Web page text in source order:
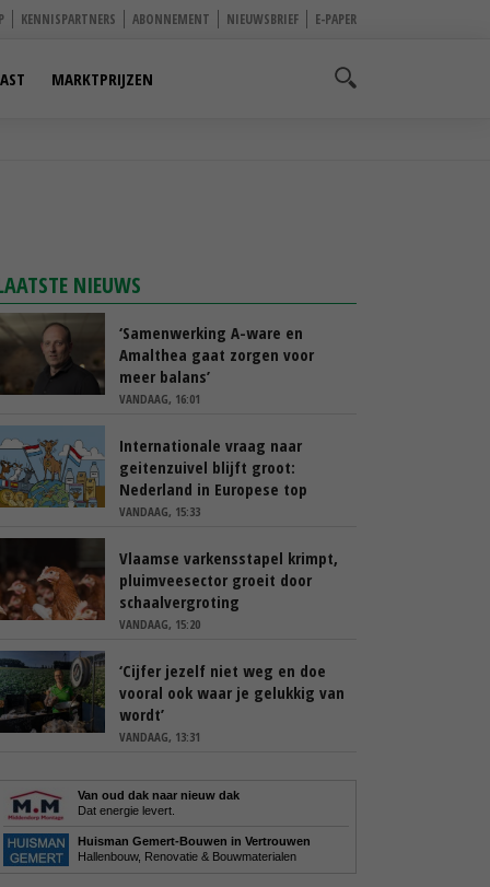
KENNISPARTNERS ABONNEMENT NIEUWSBRIEF E-PAPER
MARKTPRIJZEN
NIEUWS
‘Samenwerking A-ware en
Amalthea gaat zorgen voor
meer balans’
VANDAAG, 16:01
Internationale vraag naar
geitenzuivel blijft groot:
Nederland in Europese top
VANDAAG, 15:33
Vlaamse varkensstapel krimpt,
pluimveesector groeit door
schaalvergroting
VANDAAG, 15:20
‘Cijfer jezelf niet weg en doe
vooral ook waar je gelukkig van
wordt’
VANDAAG, 13:31
Van oud dak naar nieuw dak
Dat energie levert.
Huisman Gemert-Bouwen in Vertrouwen
Hallenbouw, Renovatie & Bouwmaterialen